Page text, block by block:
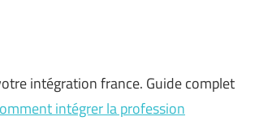
intégration france. Guide complet
intégrer la profession